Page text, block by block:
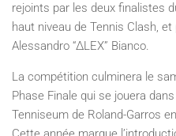
rejoints par les deux finalistes
haut niveau de Tennis Clash,
Alessandro “ΔLEX” Bianco.
La compétition culminera le
Phase Finale qui se jouera
Tenniseum de Roland-Garros